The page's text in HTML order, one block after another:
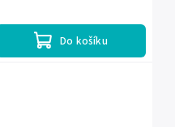
Do košíku